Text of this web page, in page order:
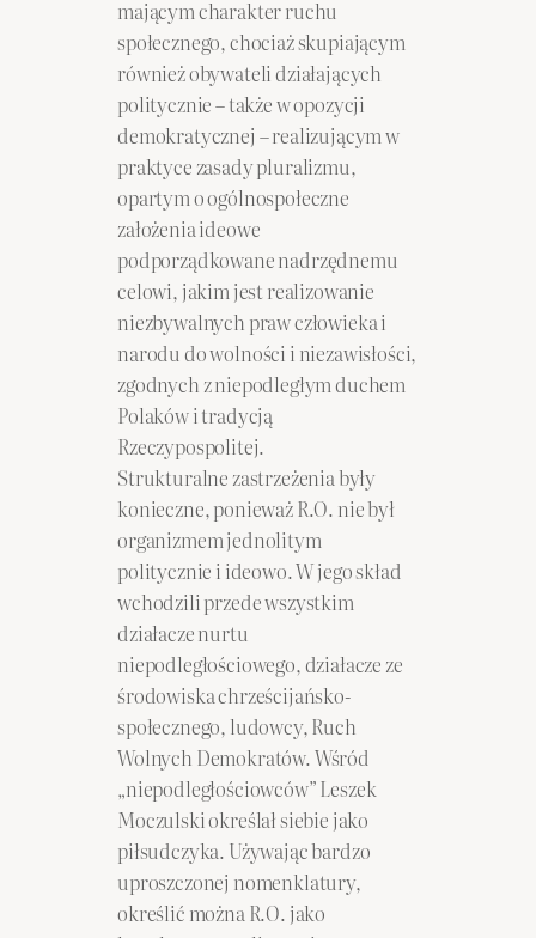
mającym charakter ruchu
społecznego, chociaż skupiającym
również obywateli działających
politycznie – także w opozycji
demokratycznej – realizującym w
praktyce zasady pluralizmu,
opartym o ogólnospołeczne
założenia ideowe
podporządkowane nadrzędnemu
celowi, jakim jest realizowanie
niezbywalnych praw człowieka i
narodu do wolności i niezawisłości,
zgodnych z niepodległym duchem
Polaków i tradycją
Rzeczypospolitej.
Strukturalne zastrzeżenia były
konieczne, ponieważ R.O. nie był
organizmem jednolitym
politycznie i ideowo. W jego skład
wchodzili przede wszystkim
działacze nurtu
niepodległościowego, działacze ze
środowiska chrześcijańsko-
społecznego, ludowcy, Ruch
Wolnych Demokratów. Wśród
„niepodległościowców” Leszek
Moczulski określał siebie jako
piłsudczyka. Używając bardzo
uproszczonej nomenklatury,
określić można R.O. jako